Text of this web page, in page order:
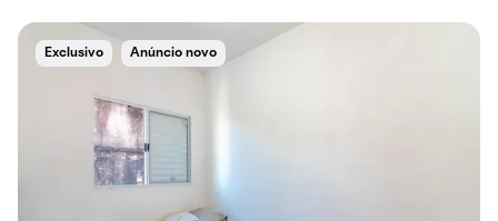
Exclusivo Anúncio novo